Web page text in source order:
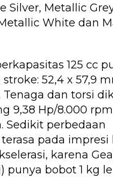
Silver, Metallic
White dan
125 cc
52,4 x 57,9
Tenaga dan torsi
9,38 Hp/8.000
Sedikit perbedaan
pada impresi
karena
punya bobot 1 kg